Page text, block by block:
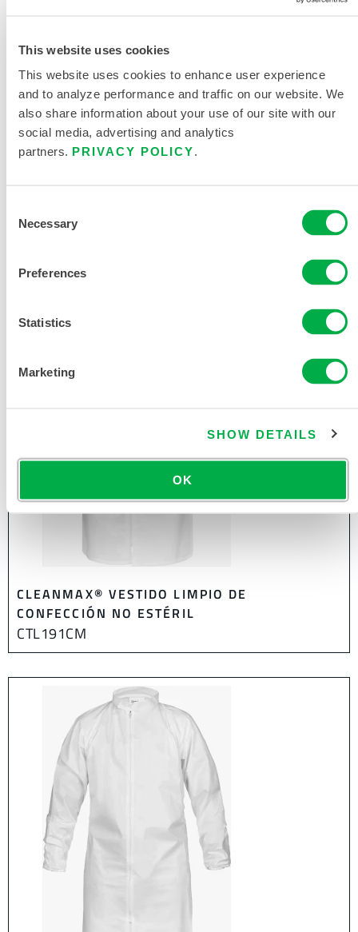
This website uses cookies
This website uses cookies to enhance user experience
and to analyze performance and traffic on our website. We
also share information about your use of our site with our
social media, advertising and analytics
partners. PRIVACY POLICY.
Selection
Necessary
Preferences
Statistics
Marketing
SHOW DETAILS
OK
CLEANMAX® FABRICACIÓN LIMPIA NO
CTL428CM
CLEANMAX® VESTIDO LIMPIO DE
CONFECCIÓN NO ESTÉRIL
CTL191CM